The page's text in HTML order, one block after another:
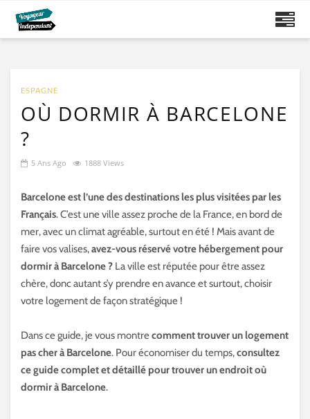
ESPAGNE
OÙ DORMIR À BARCELONE
?
5 Ans Ago 1888 Views
Barcelone est l’une des destinations les plus visitées par les
Français. C’est une ville assez proche de la France, en bord de
mer, avec un climat agréable, surtout en été ! Mais avant de
faire vos valises,avez-vous réservé votre hébergement pour
dormir à Barcelone ? La ville est réputée pour être assez
chère, donc autant s’y prendre en avance et surtout, choisir
votre logement de façon stratégique !
Dans ce guide, je vous montrecommenttrouver un logement
pas cher à Barcelone. Pour économiser du temps,consultez
ce guide complet et détaillé pour trouver un endroit où
dormir à Barcelone.